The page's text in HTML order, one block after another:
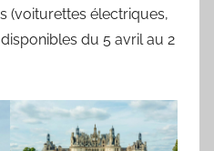
(voiturettes électriques,
du 5 avril au 2